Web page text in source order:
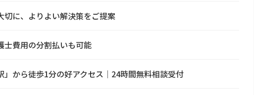
切に、よりよい解決策をご提案
士費用の分割払いも可能
」から徒歩1分の好アクセス｜24時間無料相談受付